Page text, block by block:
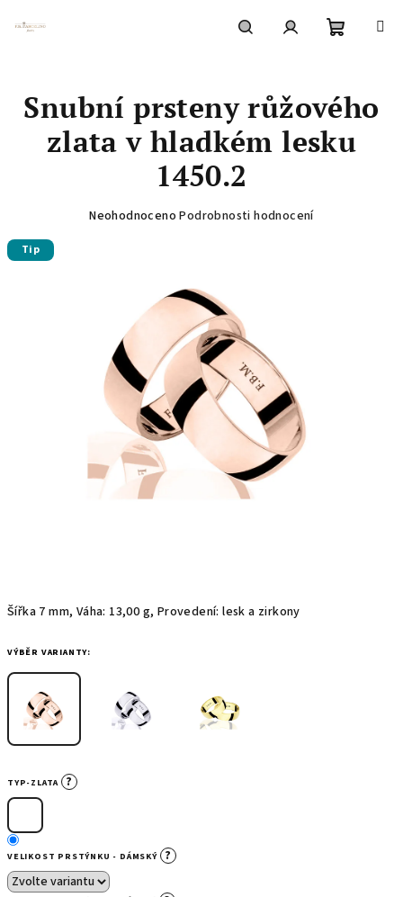
košík
Šířka 7 mm, Váha: 13,00 g, Provedení: lesk a zirkony
VÝBĚR VARIANTY:
TYP-ZLATA ?
VELIKOST PRSTÝNKU - DÁMSKÝ ?
Snubní prsteny růžového
zlata v hladkém lesku
1450.2
Průměrné
hvězdiček.
Neohodnoceno Podrobnosti hodnocení
Tip